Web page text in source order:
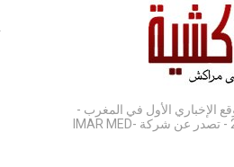
الإخباري الأول في المغرب -
تأسس في 2005 - تصدر عن شركة IMAR MED-